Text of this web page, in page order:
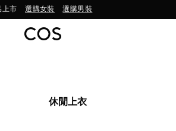
上市 選購女裝 選購男裝
休閒上衣